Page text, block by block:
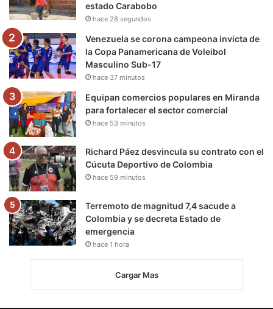
k
a
m
estado Carabobo
hace 28 segundos
Venezuela se corona campeona invicta de
la Copa Panamericana de Voleibol
Masculino Sub-17
hace 37 minutos
Equipan comercios populares en Miranda
para fortalecer el sector comercial
hace 53 minutos
Richard Páez desvincula su contrato con el
Cúcuta Deportivo de Colombia
hace 59 minutos
Terremoto de magnitud 7,4 sacude a
Colombia y se decreta Estado de
emergencia
hace 1 hora
Cargar Mas